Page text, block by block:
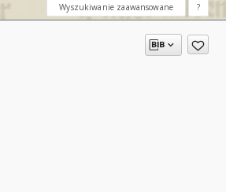
Wyszukiwanie zaawansowane ?